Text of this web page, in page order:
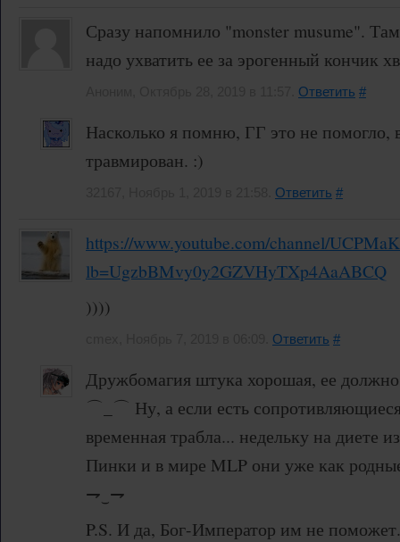
Сразу напомнило "monster musume".
надо ухватить ее за эрогенный кончик
Ответить #
Насколько я помню, ГГ это не помогло,
травмирован. :)
Ответить #
https://www.youtube.com/channel/
lb=UgzbBMvy0y2GZVHyTXp4AaABCQ
))))
Ответить #
Дружбомагия штука хорошая, ее
⌒_⌒ Ну, а если есть
временная трабла... недельку на диете
Пинки и в мире MLP они уже как
⇁‿⇁
P.S. И да, Бог-Император им не